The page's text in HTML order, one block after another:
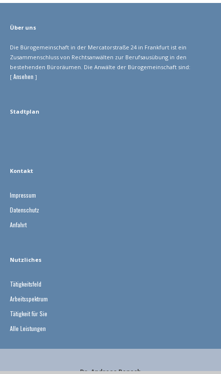
Über uns
Die Bürogemeinschaft in der Mercatorstraße 24 in Frankfurt ist ein
Zusammenschluss von Rechtsanwälten zur Berufsausübung in den
bestehenden Büroräumen. Die Anwälte der Bürogemeinschaft sind:
[ Ansehen ]
Stadtplan
Kontakt
Impressum
Datenschutz
Anfahrt
Nutzliches
Tätigkeitsfeld
Arbeitsspektrum
Tätigkeit für Sie
Alle Leistungen
Dr. Andreas Bensch